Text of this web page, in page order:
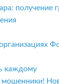
получение
каждому